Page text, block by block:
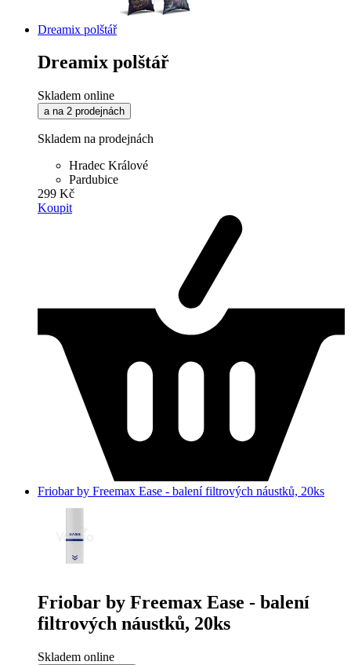
Dreamix polštář
Dreamix polštář
Skladem online
a na 2 prodejnách
Skladem na prodejnách
Hradec Králové
Pardubice
299 Kč
Koupit
Friobar by Freemax Ease - balení filtrových náustků, 20ks
Friobar by Freemax Ease - balení
filtrových náustků, 20ks
Skladem online